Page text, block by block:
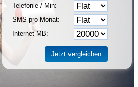
Telefonie / Min:
SMS pro Monat:
Internet MB: